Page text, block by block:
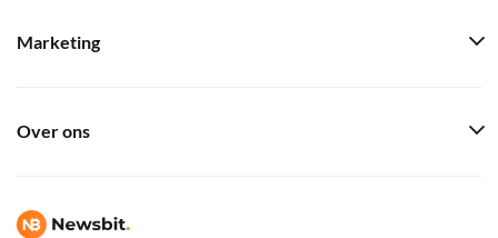
Marketing
Over ons